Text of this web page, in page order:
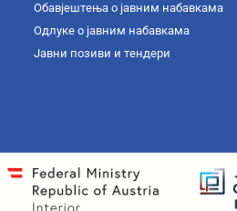
Обавјештења о јавним набавкама
Одлуке о јавним набавкама
Јавни позиви и тендери